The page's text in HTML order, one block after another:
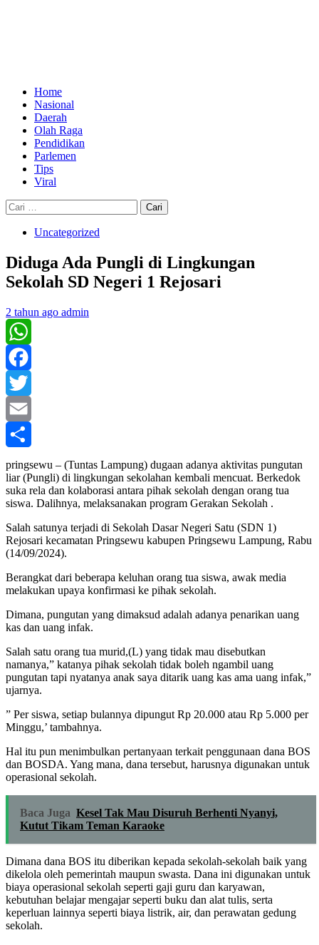
Home
Nasional
Daerah
Olah Raga
Pendidikan
Parlemen
Tips
Viral
Cari
untuk:
Uncategorized
Diduga Ada Pungli di Lingkungan
Sekolah SD Negeri 1 Rejosari
2 tahun ago admin
WhatsApp
Facebook
Twitter
Email
Share
pringsewu – (Tuntas Lampung) dugaan adanya aktivitas pungutan
liar (Pungli) di lingkungan sekolahan kembali mencuat. Berkedok
suka rela dan kolaborasi antara pihak sekolah dengan orang tua
siswa. Dalihnya, melaksanakan program Gerakan Sekolah .
Salah satunya terjadi di Sekolah Dasar Negeri Satu (SDN 1)
Rejosari kecamatan Pringsewu kabupen Pringsewu Lampung, Rabu
(14/09/2024).
Berangkat dari beberapa keluhan orang tua siswa, awak media
melakukan upaya konfirmasi ke pihak sekolah.
Dimana, pungutan yang dimaksud adalah adanya penarikan uang
kas dan uang infak.
Salah satu orang tua murid,(L) yang tidak mau disebutkan
namanya,” katanya pihak sekolah tidak boleh ngambil uang
pungutan tapi nyatanya anak saya ditarik uang kas ama uang infak,”
ujarnya.
” Per siswa, setiap bulannya dipungut Rp 20.000 atau Rp 5.000 per
Minggu,’ tambahnya.
Hal itu pun menimbulkan pertanyaan terkait penggunaan dana BOS
dan BOSDA. Yang mana, dana tersebut, harusnya digunakan untuk
operasional sekolah.
Baca Juga Kesel Tak Mau Disuruh Berhenti Nyanyi,
Kutut Tikam Teman Karaoke
Dimana dana BOS itu diberikan kepada sekolah-sekolah baik yang
dikelola oleh pemerintah maupun swasta. Dana ini digunakan untuk
biaya operasional sekolah seperti gaji guru dan karyawan,
kebutuhan belajar mengajar seperti buku dan alat tulis, serta
keperluan lainnya seperti biaya listrik, air, dan perawatan gedung
sekolah.